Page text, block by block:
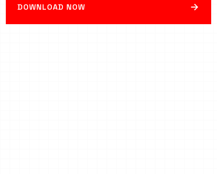
DOWNLOAD NOW →